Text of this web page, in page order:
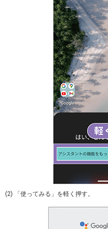
(2) 「使ってみる」を軽く押す。